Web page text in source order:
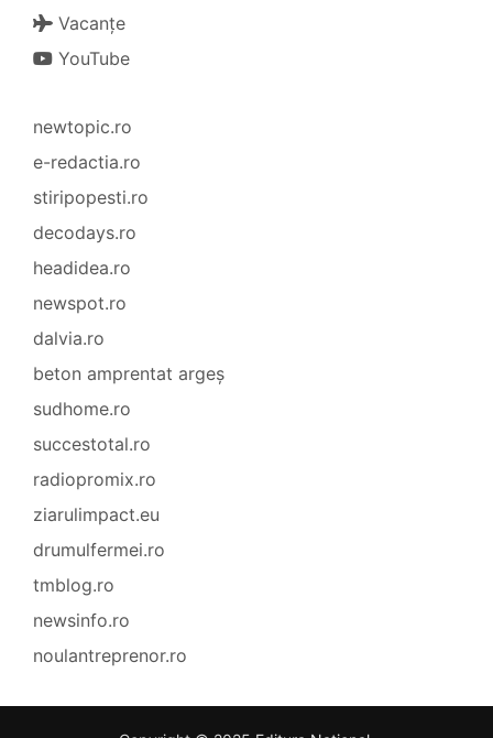
Vacanțe
YouTube
newtopic.ro
e-redactia.ro
stiripopesti.ro
decodays.ro
headidea.ro
newspot.ro
dalvia.ro
beton amprentat argeș
sudhome.ro
succestotal.ro
radiopromix.ro
ziarulimpact.eu
drumulfermei.ro
tmblog.ro
newsinfo.ro
noulantreprenor.ro